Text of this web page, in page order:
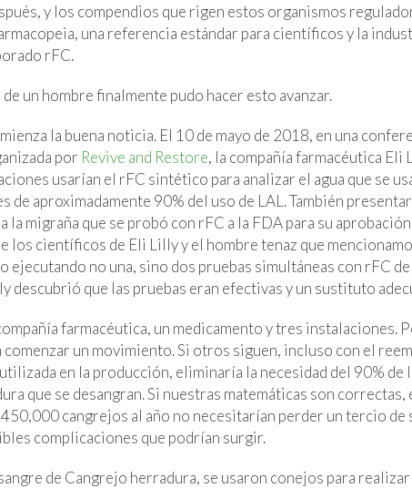
y los compendios que rigen estos organismos
una referencia estándar para científicos y la
rFC.
un hombre finalmente pudo hacer esto avanzar.
la buena noticia. El 10 de mayo de 2018, en una
por Revive and Restore, la compañía farmacéutica Eli
usarían el rFC sintético para analizar el agua que se
de aproximadamente 90% del uso de LAL. También
la migraña que se probó con rFC a la FDA para su
los científicos de Eli Lilly y el hombre tenaz que
ejecutando no una, sino dos pruebas simultáneas con rFC
descubrió que las pruebas eran efectivas y un sustituto
farmacéutica, un medicamento y tres instalaciones.
comenzar un movimiento. Si otros siguen, incluso con el
en la producción, eliminaría la necesidad del 90%
que se desangran. Si nuestras matemáticas son
cangrejos al año no necesitarían perder un tercio de
complicaciones que podrían surgir.
de Cangrejo herradura, se usaron conejos para